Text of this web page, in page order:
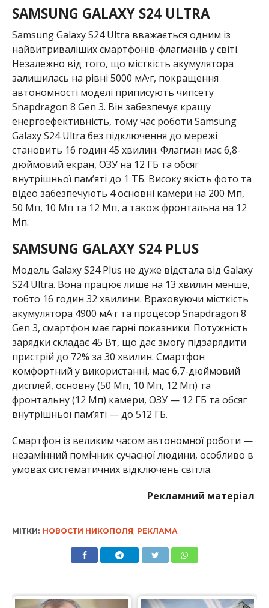
найвитриваліших смартфонів-флагманів у світі.
Незалежно від того, що місткість акумулятора
залишилась на рівні 5000 мА·г, покращення
автономності моделі приписують чипсету
Snapdragon 8 Gen 3. Він забезпечує кращу
енергоефективність, тому час роботи Samsung
Galaxy S24 Ultra без підключення до мережі
становить 16 годин 45 хвилин. Флагман має 6,8-
дюймовий екран, ОЗУ на 12 ГБ та обсяг
внутрішньої пам’яті до 1 ТБ. Високу якість фото та
відео забезпечують 4 основні камери на 200 Мп,
50 Мп, 10 Мп та 12 Мп, а також фронтальна на 12
Мп.
SAMSUNG GALAXY S24 PLUS
Модель Galaxy S24 Plus не дуже відстала від Galaxy
S24 Ultra. Вона працює лише на 13 хвилин менше,
тобто 16 годин 32 хвилини. Враховуючи місткість
акумулятора 4900 мА·г та процесор Snapdragon 8
Gen 3, смартфон має гарні показники. Потужність
зарядки складає 45 Вт, що дає змогу підзарядити
пристрій до 72% за 30 хвилин. Смартфон
комфортний у використанні, має 6,7-дюймовий
дисплей, основну (50 Мп, 10 Мп, 12 Мп) та
фронтальну (12 Мп) камери, ОЗУ — 12 ГБ та обсяг
внутрішньої пам’яті — до 512 ГБ.
Смартфон із великим часом автономної роботи —
незамінний помічник сучасної людини, особливо в
Рекламний матеріал